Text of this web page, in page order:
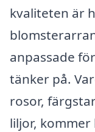
kvaliteten är
anpassade
tänker på.
rosor,
liljor,